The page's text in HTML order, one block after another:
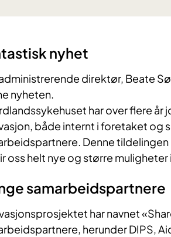
nyhet
direktør, Beate
nyheten.
har over flere
både internt i foretaket og
Denne
oss helt nye og større
samarbeidspartnere
har navnet
herunder DIPS,